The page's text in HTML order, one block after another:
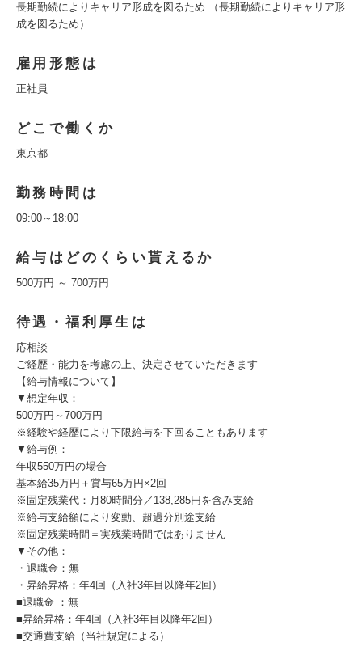
長期勤続によりキャリア形成を図るため （長期勤続によりキャリア形
成を図るため）
雇用形態は
正社員
どこで働くか
東京都
勤務時間は
09:00～18:00
給与はどのくらい貰えるか
500万円 ～ 700万円
待遇・福利厚生は
応相談
ご経歴・能力を考慮の上、決定させていただきます
【給与情報について】
▼想定年収：
500万円～700万円
※経験や経歴により下限給与を下回ることもあります
▼給与例：
年収550万円の場合
基本給35万円＋賞与65万円×2回
※固定残業代：月80時間分／138,285円を含み支給
※給与支給額により変動、超過分別途支給
※固定残業時間＝実残業時間ではありません
▼その他：
・退職金：無
・昇給昇格：年4回（入社3年目以降年2回）
■退職金 ：無
■昇給昇格：年4回（入社3年目以降年2回）
■交通費支給（当社規定による）